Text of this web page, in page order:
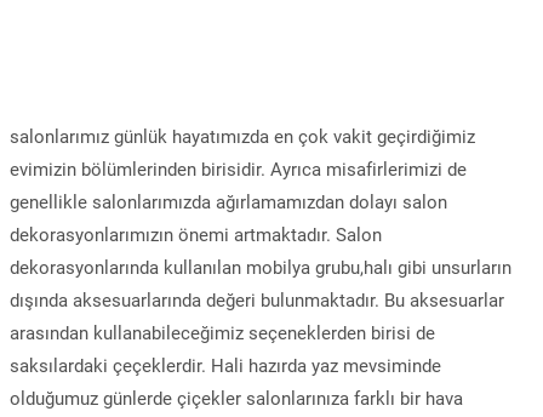
salonlarımız günlük hayatımızda en çok vakit geçirdiğimiz
evimizin bölümlerinden birisidir. Ayrıca misafirlerimizi de
genellikle salonlarımızda ağırlamamızdan dolayı salon
dekorasyonlarımızın önemi artmaktadır. Salon
dekorasyonlarında kullanılan mobilya grubu,halı gibi unsurların
dışında aksesuarlarında değeri bulunmaktadır. Bu aksesuarlar
arasından kullanabileceğimiz seçeneklerden birisi de
saksılardaki çeçeklerdir. Hali hazırda yaz mevsiminde
olduğumuz günlerde çiçekler salonlarınıza farklı bir hava